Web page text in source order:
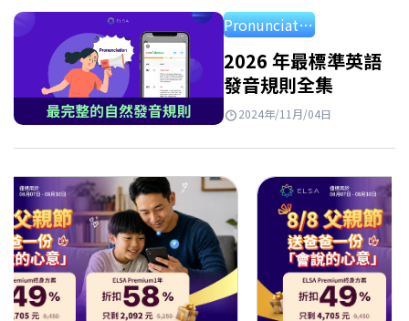
Takeaways…
Pronunciation
2026 年最標準英語
發音規則全集
2024年/11月/04日